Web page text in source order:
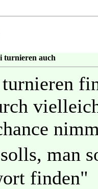
turnieren auch
man
finden"